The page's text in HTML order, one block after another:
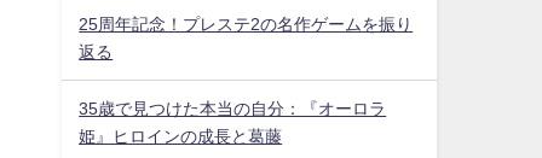
25周年記念！プレステ2の名作ゲームを振り
返る
35歳で見つけた本当の自分：『オーロラ
姫』ヒロインの成長と葛藤